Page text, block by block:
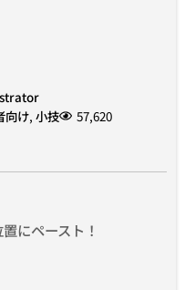
向け, 小技 57,620
にペースト！